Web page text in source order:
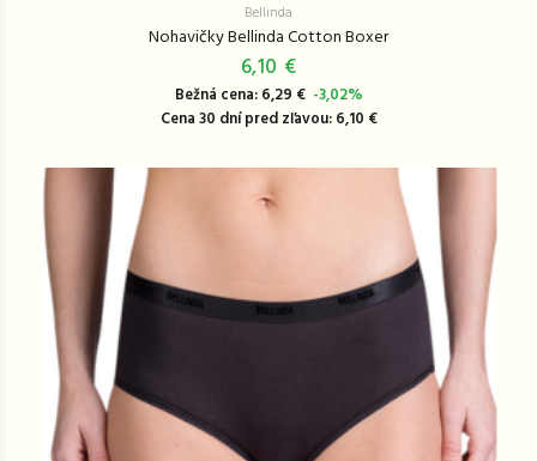
Bellinda
Nohavičky Bellinda Cotton Boxer
6,10 €
Bežná cena: 6,29 € -3,02%
Cena 30 dní pred zľavou: 6,10 €